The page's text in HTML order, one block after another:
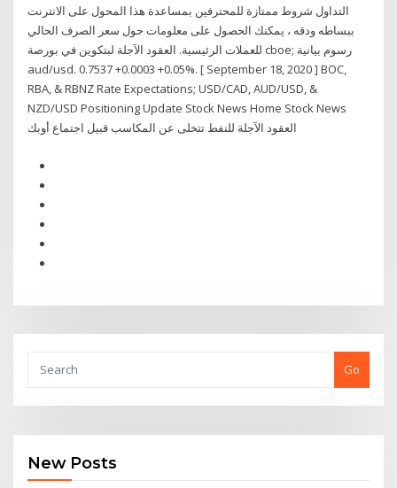
التداول شروط ممتازة للمحترفين بمساعدة هذا المحول على الانترنت
ببساطه ودقه ، يمكنك الحصول على معلومات حول سعر الصرف الحالي
للعملات الرئيسية. العقود الآجلة لبتكوين في بورصة cboe; رسوم بيانية
aud/usd. 0.7537 +0.0003 +0.05%. [ September 18, 2020 ] BOC,
RBA, & RBNZ Rate Expectations; USD/CAD, AUD/USD, &
NZD/USD Positioning Update Stock News Home Stock News
العقود الآجلة للنفط تتخلى عن المكاسب قبيل اجتماع أوبك
Go
New Posts